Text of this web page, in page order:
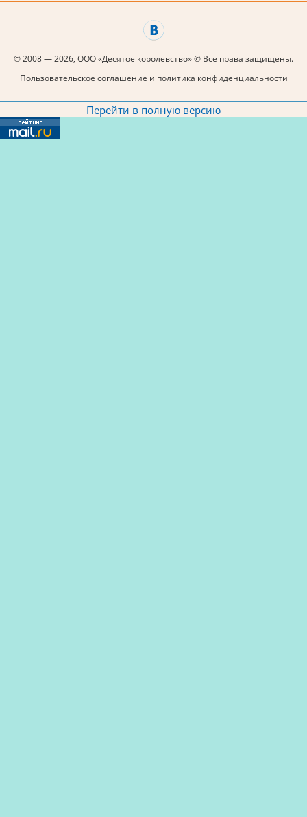
© 2008 — 2026, ООО «Десятое королевство» © Все права защищены.
Пользовательское соглашение и политика конфиденциальности
Перейти в полную версию